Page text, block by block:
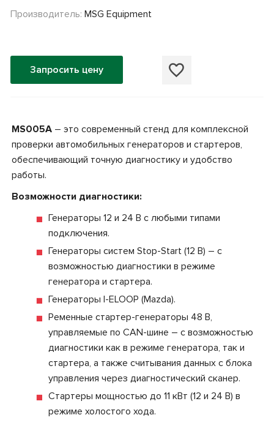
Производитель: MSG Equipment
Запросить цену
MS005A – это современный стенд для комплексной
проверки автомобильных генераторов и стартеров,
обеспечивающий точную диагностику и удобство
работы.
Возможности диагностики:
Генераторы 12 и 24 В с любыми типами
подключения.
Генераторы систем Stop-Start (12 В) – с
возможностью диагностики в режиме
генератора и стартера.
Генераторы I-ELOOP (Mazda).
Ременные стартер-генераторы 48 В,
управляемые по CAN-шине – с возможностью
диагностики как в режиме генератора, так и
стартера, а также считывания данных с блока
управления через диагностический сканер.
Стартеры мощностью до 11 кВт (12 и 24 В) в
режиме холостого хода.